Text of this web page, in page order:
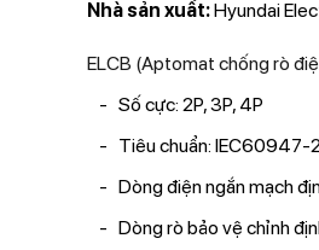
Nhà sản xuất:Hyundai
ELCB (Aptomat chống rò
Số cực: 2P, 3P, 4P
Tiêu chuẩn: IEC60947-
Dòng điện ngắn mạch
Dòng rò bảo vệ chỉnh